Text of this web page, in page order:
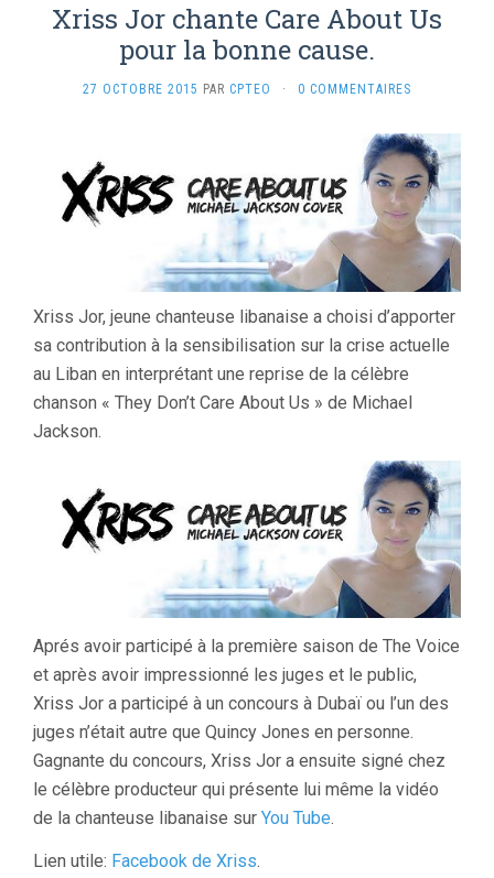
Xriss Jor chante Care About Us
pour la bonne cause.
27 OCTOBRE 2015 PAR CPTEO · 0 COMMENTAIRES
Xriss Jor, jeune chanteuse libanaise a choisi d’apporter
sa contribution à la sensibilisation sur la crise actuelle
au Liban en interprétant une reprise de la célèbre
chanson « They Don’t Care About Us » de Michael
Jackson.
Aprés avoir participé à la première saison de The Voice
et après avoir impressionné les juges et le public,
Xriss Jor a participé à un concours à Dubaï ou l’un des
juges n’était autre que Quincy Jones en personne.
Gagnante du concours, Xriss Jor a ensuite signé chez
le célèbre producteur qui présente lui même la vidéo
de la chanteuse libanaise sur You Tube.
Lien utile: Facebook de Xriss.